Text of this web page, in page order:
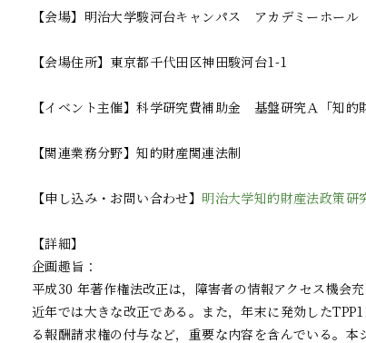
【会場】明治大学駿河台キャンパス　アカデミーホール
【会場住所】東京都千代田区神田駿河台1-1
【イベント主催】科学研究費補助金　基盤研究Ａ「知
【関連業務分野】知的財産関連法制
【申し込み・お問い合わせ】 明治大学知的財産法政策研
【詳細】
企画趣旨：
平成30 年著作権法改正は，障害者の情報アクセス機会
近年では大きな改正である。また，年末に発効した
る報酬請求権の付与など，重要な内容を含んでいる。